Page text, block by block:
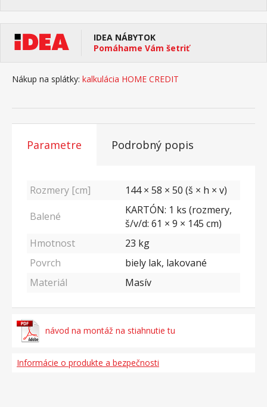
IDEA NÁBYTOK
Pomáhame Vám šetriť
Nákup na splátky: kalkulácia HOME CREDIT
Parametre Podrobný popis
Rozmery [cm]
144 × 58 × 50 (š × h × v)
Balené
KARTÓN: 1 ks (rozmery,
š/v/d: 61 × 9 × 145 cm)
Hmotnost
23 kg
Povrch
biely lak, lakované
Materiál
Masív
návod na montáž na stiahnutie tu
Informácie o produkte a bezpečnosti